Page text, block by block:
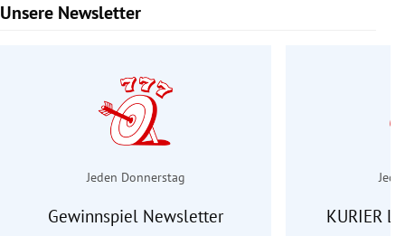
Unsere Newsletter
Slide 1 von 7
Jeden Donnerstag
Gewinnspiel Newsletter KURIER